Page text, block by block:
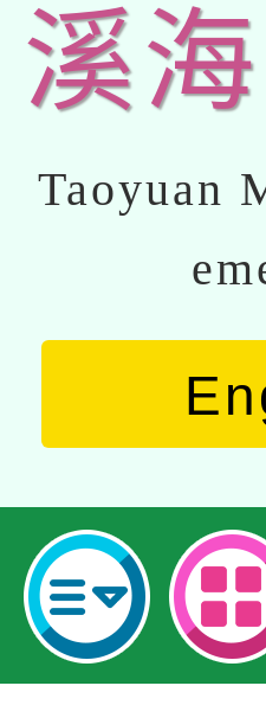
溪
Taoyuan